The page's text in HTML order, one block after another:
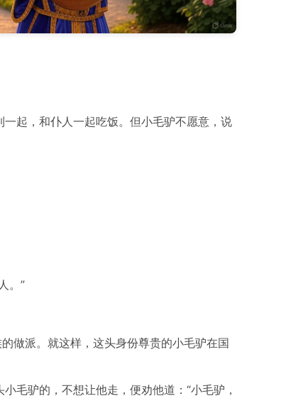
起，和仆人一起吃饭。但小毛驴不愿意，说
。”
做派。就这样，这头身份尊贵的小毛驴在国
毛驴的，不想让他走，便劝他道：“小毛驴，